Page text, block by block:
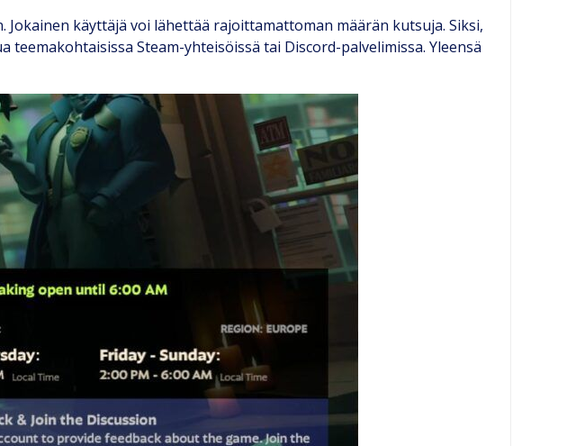
käyttäjä voi lähettää rajoittamattoman määrän kutsuja. Siksi,
Steam-yhteisöissä tai Discord-palvelimissa. Yleensä